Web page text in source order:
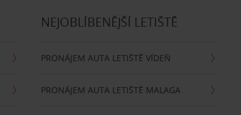
NEJOBLÍBENĚJŠÍ LETIŠTĚ
PRONÁJEM AUTA LETIŠTĚ VÍDEŇ
PRONÁJEM AUTA LETIŠTĚ MALAGA